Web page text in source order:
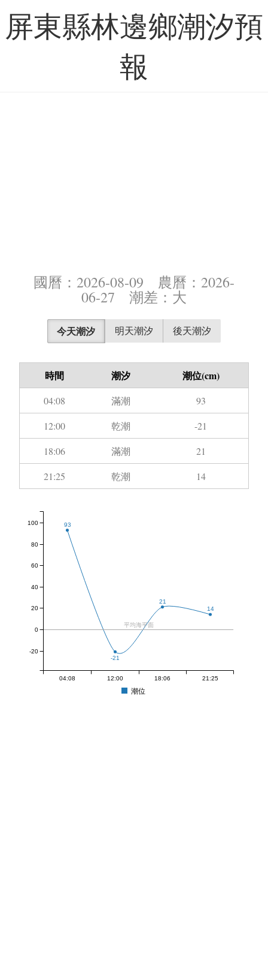
屏東縣林邊鄉潮汐預
報
國曆：2026-08-09 農曆：2026-
06-27 潮差：大
今天潮汐 明天潮汐 後天潮汐
時間 潮汐 潮位(cm)
04:08 滿潮
93
12:00
乾潮
-21
18:06
滿潮
21
21:25
乾潮 14
93
-21
21
14
平均海平面
04:08 12:00 18:06 21:25
-20
0
20
40
60
80
100
潮位